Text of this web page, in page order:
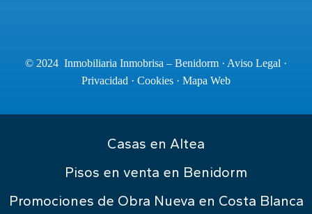
© 2024 Inmobiliaria Inmobrisa – Benidorm · Aviso Legal ·
Privacidad · Cookies · Mapa Web
Casas en Altea
Pisos en venta en Benidorm
Promociones de Obra Nueva en Costa Blanca